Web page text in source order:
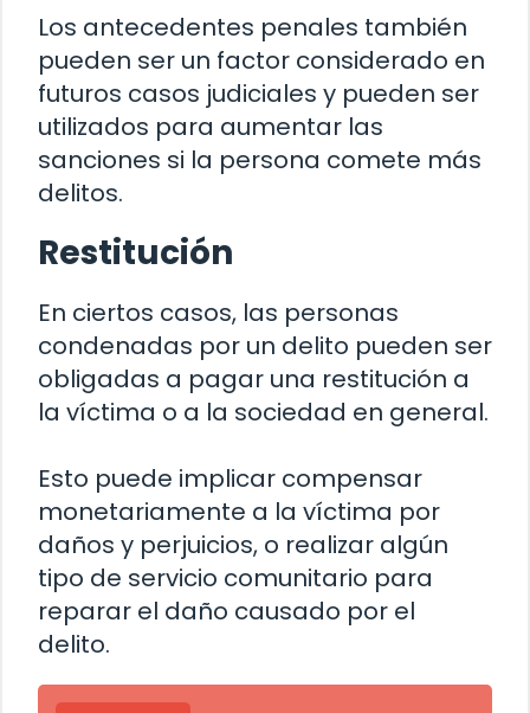
Los antecedentes penales también
pueden ser un factor considerado en
futuros casos judiciales y pueden ser
utilizados para aumentar las
sanciones si la persona comete más
delitos.
Restitución
En ciertos casos, las personas
condenadas por un delito pueden ser
obligadas a pagar una restitución a
la víctima o a la sociedad en general.
Esto puede implicar compensar
monetariamente a la víctima por
daños y perjuicios, o realizar algún
tipo de servicio comunitario para
reparar el daño causado por el
delito.